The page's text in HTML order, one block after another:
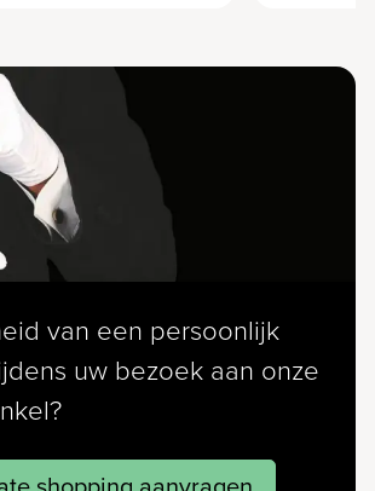
van een persoonlijk
uw bezoek aan onze